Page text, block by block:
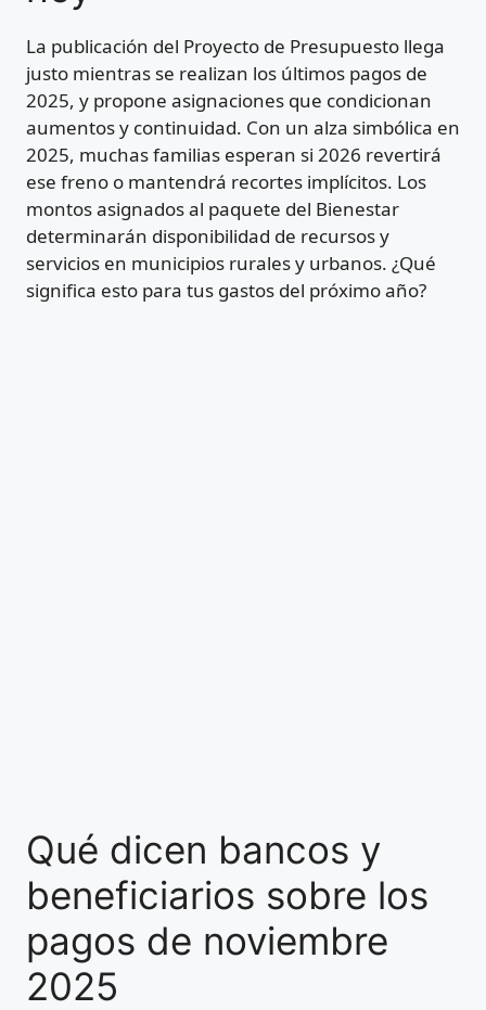
La publicación del Proyecto de Presupuesto llega
justo mientras se realizan los últimos pagos de
2025, y propone asignaciones que condicionan
aumentos y continuidad. Con un alza simbólica en
2025, muchas familias esperan si 2026 revertirá
ese freno o mantendrá recortes implícitos. Los
montos asignados al paquete del Bienestar
determinarán disponibilidad de recursos y
servicios en municipios rurales y urbanos. ¿Qué
significa esto para tus gastos del próximo año?
Qué dicen bancos y
beneficiarios sobre los
pagos de noviembre
2025